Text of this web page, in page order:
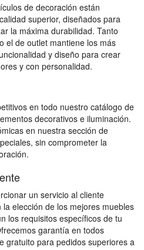
de decoración están
superior, diseñados para
la máxima durabilidad. Tanto
el de outlet mantiene los más
y diseño para crear
y con personalidad.
en todo nuestro catálogo de
decorativos e iluminación.
en nuestra sección de
sin comprometer la
un servicio al cliente
elección de los mejores muebles
los requisitos específicos de tu
garantía en todos
gratuito para pedidos superiores a